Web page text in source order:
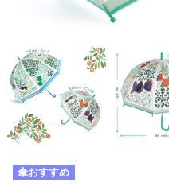
傘おすすめ